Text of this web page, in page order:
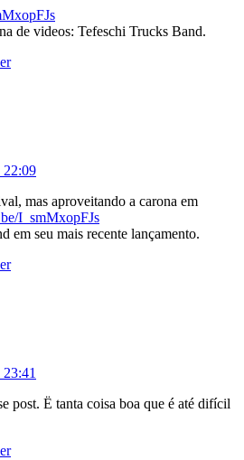
de videos: Tefeschi Trucks Band.
22:09
mas aproveitando a carona em
I_smMxopFJs
em seu mais recente lançamento.
post. Ë tanta coisa boa que é até difícil